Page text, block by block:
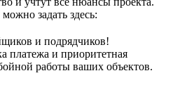
задать здесь:
и подрядчиков!
платежа и приоритетная
работы ваших объектов.